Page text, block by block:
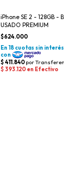
iPhone SE 2 - 128GB -
USADO PREMIUM
$624.000